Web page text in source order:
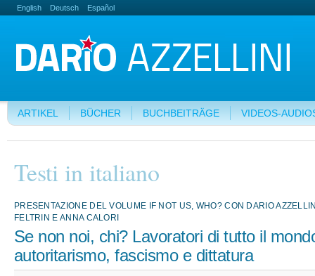
English Deutsch Español
ARTIKEL BÜCHER BUCHBEITRÄGE VIDEOS-
Testi in italiano
PRESENTAZIONE DEL VOLUME IF NOT US, WHO? CON DARIO
FELTRIN E ANNA CALORI
Se non noi, chi? Lavoratori di tutto il
autoritarismo, fascismo e dittatura